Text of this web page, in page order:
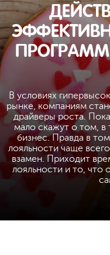
В условиях
рынке, компаниям
драйверы роста.
мало скажут о том, в
бизнес. Правда в
лояльности чаще
взамен. Приходит
лояльности и то, что